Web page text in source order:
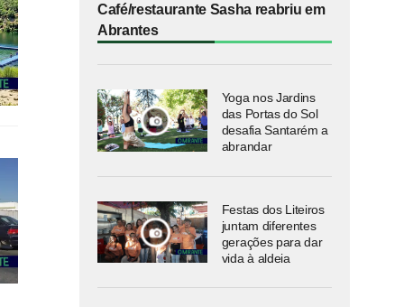
Café/restaurante Sasha reabriu em
Abrantes
Yoga nos Jardins
das Portas do Sol
desafia Santarém a
abrandar
Festas dos Liteiros
juntam diferentes
gerações para dar
vida à aldeia